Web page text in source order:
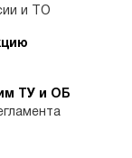
и ТО
ТУ и ОБ